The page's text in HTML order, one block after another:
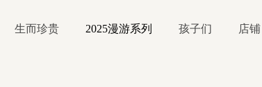
生而珍贵 2025漫游系列 孩子们 店铺